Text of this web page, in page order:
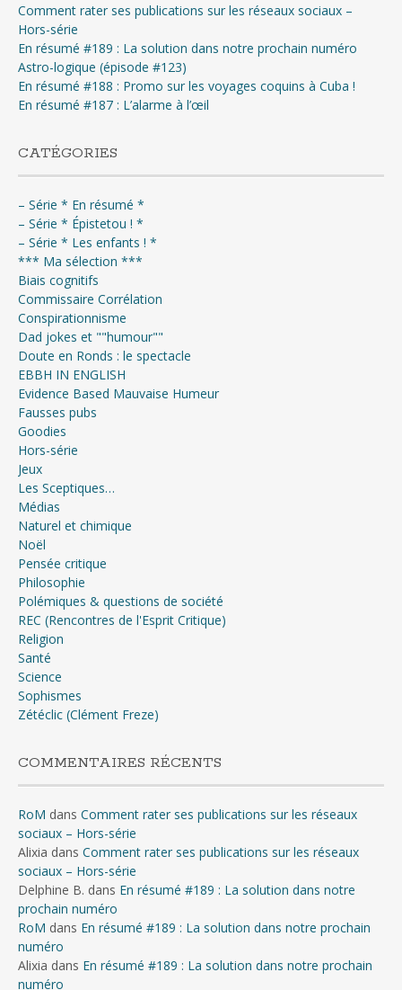
Comment rater ses publications sur les réseaux sociaux –
Hors-série
En résumé #189 : La solution dans notre prochain numéro
Astro-logique (épisode #123)
En résumé #188 : Promo sur les voyages coquins à Cuba !
En résumé #187 : L’alarme à l’œil
CATÉGORIES
– Série * En résumé *
– Série * Épistetou ! *
– Série * Les enfants ! *
*** Ma sélection ***
Biais cognitifs
Commissaire Corrélation
Conspirationnisme
Dad jokes et ""humour""
Doute en Ronds : le spectacle
EBBH IN ENGLISH
Evidence Based Mauvaise Humeur
Fausses pubs
Goodies
Hors-série
Jeux
Les Sceptiques…
Médias
Naturel et chimique
Noël
Pensée critique
Philosophie
Polémiques & questions de société
REC (Rencontres de l'Esprit Critique)
Religion
Santé
Science
Sophismes
Zétéclic (Clément Freze)
COMMENTAIRES RÉCENTS
RoM dans Comment rater ses publications sur les réseaux
sociaux – Hors-série
Alixia dans Comment rater ses publications sur les réseaux
sociaux – Hors-série
Delphine B. dans En résumé #189 : La solution dans notre
prochain numéro
RoM dans En résumé #189 : La solution dans notre prochain
numéro
Alixia dans En résumé #189 : La solution dans notre prochain
numéro